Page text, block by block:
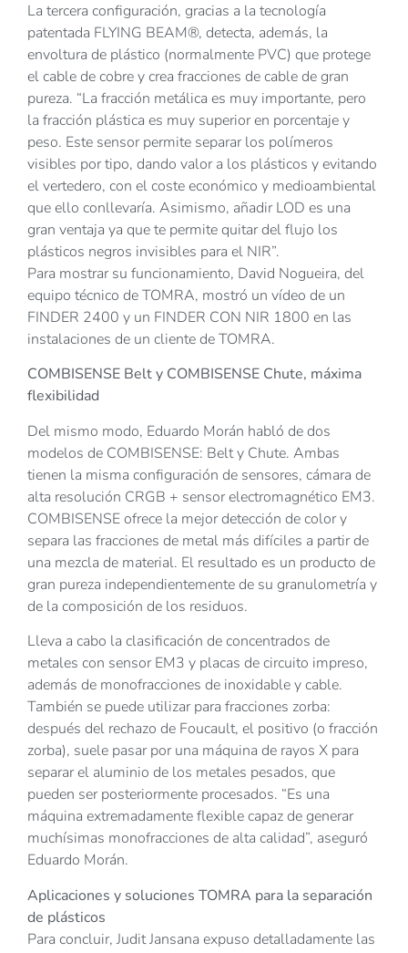
La tercera configuración, gracias a la tecnología
patentada FLYING BEAM®, detecta, además, la
envoltura de plástico (normalmente PVC) que protege
el cable de cobre y crea fracciones de cable de gran
pureza. “La fracción metálica es muy importante, pero
la fracción plástica es muy superior en porcentaje y
peso. Este sensor permite separar los polímeros
visibles por tipo, dando valor a los plásticos y evitando
el vertedero, con el coste económico y medioambiental
que ello conllevaría. Asimismo, añadir LOD es una
gran ventaja ya que te permite quitar del flujo los
plásticos negros invisibles para el NIR”.
Para mostrar su funcionamiento, David Nogueira, del
equipo técnico de TOMRA, mostró un vídeo de un
FINDER 2400 y un FINDER CON NIR 1800 en las
instalaciones de un cliente de TOMRA.
COMBISENSE Belt y COMBISENSE Chute, máxima
flexibilidad
Del mismo modo, Eduardo Morán habló de dos
modelos de COMBISENSE: Belt y Chute. Ambas
tienen la misma configuración de sensores, cámara de
alta resolución CRGB + sensor electromagnético EM3.
COMBISENSE ofrece la mejor detección de color y
separa las fracciones de metal más difíciles a partir de
una mezcla de material. El resultado es un producto de
gran pureza independientemente de su granulometría y
de la composición de los residuos.
Lleva a cabo la clasificación de concentrados de
metales con sensor EM3 y placas de circuito impreso,
además de monofracciones de inoxidable y cable.
También se puede utilizar para fracciones zorba:
después del rechazo de Foucault, el positivo (o fracción
zorba), suele pasar por una máquina de rayos X para
separar el aluminio de los metales pesados, que
pueden ser posteriormente procesados. “Es una
máquina extremadamente flexible capaz de generar
muchísimas monofracciones de alta calidad”, aseguró
Eduardo Morán.
Aplicaciones y soluciones TOMRA para la separación
de plásticos
Para concluir, Judit Jansana expuso detalladamente las